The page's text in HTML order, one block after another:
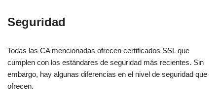
Seguridad
Todas las CA mencionadas ofrecen certificados SSL que
cumplen con los estándares de seguridad más recientes. Sin
embargo, hay algunas diferencias en el nivel de seguridad que
ofrecen.